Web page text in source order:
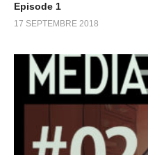
Episode 1
17 SEPTEMBRE 2018